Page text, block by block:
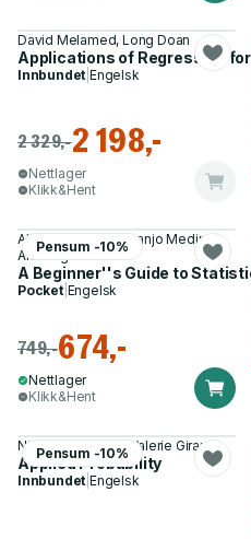
David Melamed, Long Doan
Applications of Regression
Innbundet |Engelsk
2 329,-2 198,-
Nettlager
Klikk&Hent
Pensum -10%
Alese Wooditch, Juanjo Medina
Ariza og 3 andre
A Beginner''s Guide to
Pocket| Engelsk
749,-674,-
Nettlager
Klikk&Hent
Pensum -10%
Nikolaos Limnios, Valerie Girardin
Applied Probability
Innbundet |Engelsk